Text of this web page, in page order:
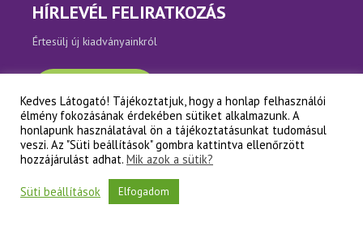
HÍRLEVÉL FELIRATKOZÁS
Értesülj új kiadványainkról
Copyright © Napfényes Élet Alapítvány
Kedves Látogató! Tájékoztatjuk, hogy a honlap felhasználói
élmény fokozásának érdekében sütiket alkalmazunk. A
honlapunk használatával ön a tájékoztatásunkat tudomásul
veszi. Az "Süti beállítások" gombra kattintva ellenőrzött
hozzájárulást adhat. Mik azok a sütik?
Süti beállítások Elfogadom